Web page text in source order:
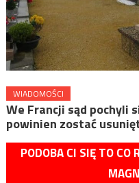
WIADOMOŚCI
We Francji sąd pochyli
powinien zostać
PODOBA CI SIĘ TO CO